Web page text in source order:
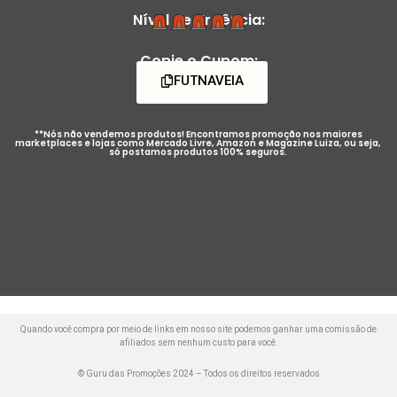
Nível de Urgência:
Copie o Cupom:
FUTNAVEIA
**Nós não vendemos produtos! Encontramos promoção nos maiores
marketplaces e lojas como Mercado Livre, Amazon e Magazine Luiza, ou seja,
só postamos produtos 100% seguros.
Quando você compra por meio de links em nosso site podemos ganhar uma comissão de
afiliados sem nenhum custo para você.
© Guru das Promoções 2024 – Todos os direitos reservados